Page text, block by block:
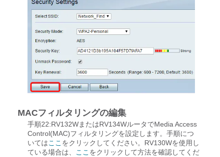
MACフィルタリングの編集
手順22:RV132WまたはRV134WルータでMedia Access
Control(MAC)フィルタリングを設定します。手順につ
いてはここ をクリックしてください。RV130Wを使用し
ている場合は、 ここ をクリックして方法を確認してくだ